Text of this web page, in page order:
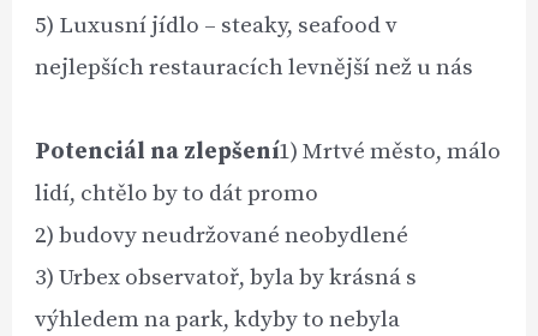
5) Luxusní jídlo – steaky, seafood v
nejlepších restauracích levnější než u nás
Potenciál na zlepšení1) Mrtvé město, málo
lidí, chtělo by to dát promo
2) budovy neudržované neobydlené
3) Urbex observatoř, byla by krásná s
výhledem na park, kdyby to nebyla